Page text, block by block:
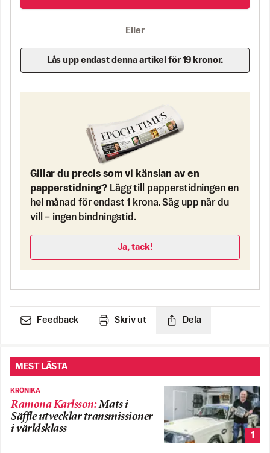
Eller
Lås upp endast denna artikel för 19 kronor.
Gillar du precis som vi känslan av en
papperstidning? Lägg till papperstidningen en
hel månad för endast 1 krona. Säg upp när du
vill – ingen bindningstid.
Ja, tack!
Feedback Skriv ut Dela
MEST LÄSTA
KRÖNIKA
Ramona Karlsson:Mats i
Säffle utvecklar transmissioner
i världsklass
1